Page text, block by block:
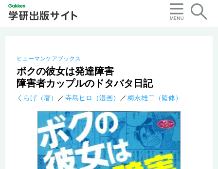
ヒューマンケアブックス
ボクの彼女は発達障害
障害者カップルのドタバタ日記
くらげ（著） 寺島ヒロ（漫画） 梅永雄二（監修）